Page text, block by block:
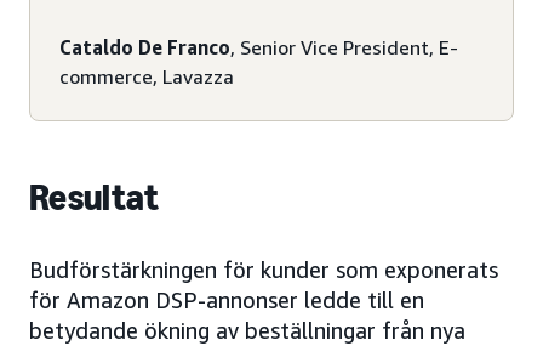
Cataldo De Franco, Senior Vice President, E-
commerce, Lavazza
Resultat
Budförstärkningen för kunder som exponerats
för Amazon DSP-annonser ledde till en
betydande ökning av beställningar från nya